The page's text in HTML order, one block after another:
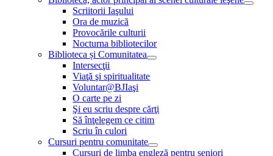
Scriitorii Iaşului
Ora de muzică
Provocările culturii
Nocturna bibliotecilor
Biblioteca și Comunitatea
Intersecţii
Viaţă şi spiritualitate
Voluntar@BJIaşi
O carte pe zi
Şi eu scriu despre cărţi
Să înţelegem ce citim
Scriu în culori
Cursuri pentru comunitate
Cursuri de limba engleză pentru seniori